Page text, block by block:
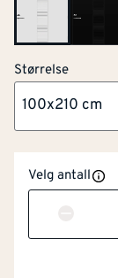
Størrelse
100x210 cm
Velg antall